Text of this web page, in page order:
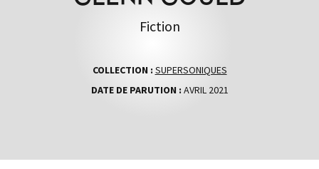
Fiction
COLLECTION : SUPERSONIQUES
DATE DE PARUTION : AVRIL 2021